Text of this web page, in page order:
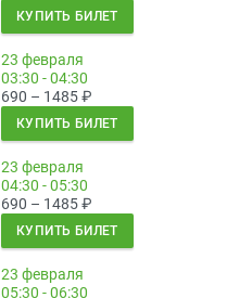
КУПИТЬ БИЛЕТ
23 февраля
03:30 - 04:30
690 – 1485₽
КУПИТЬ БИЛЕТ
23 февраля
04:30 - 05:30
690 – 1485₽
КУПИТЬ БИЛЕТ
23 февраля
05:30 - 06:30